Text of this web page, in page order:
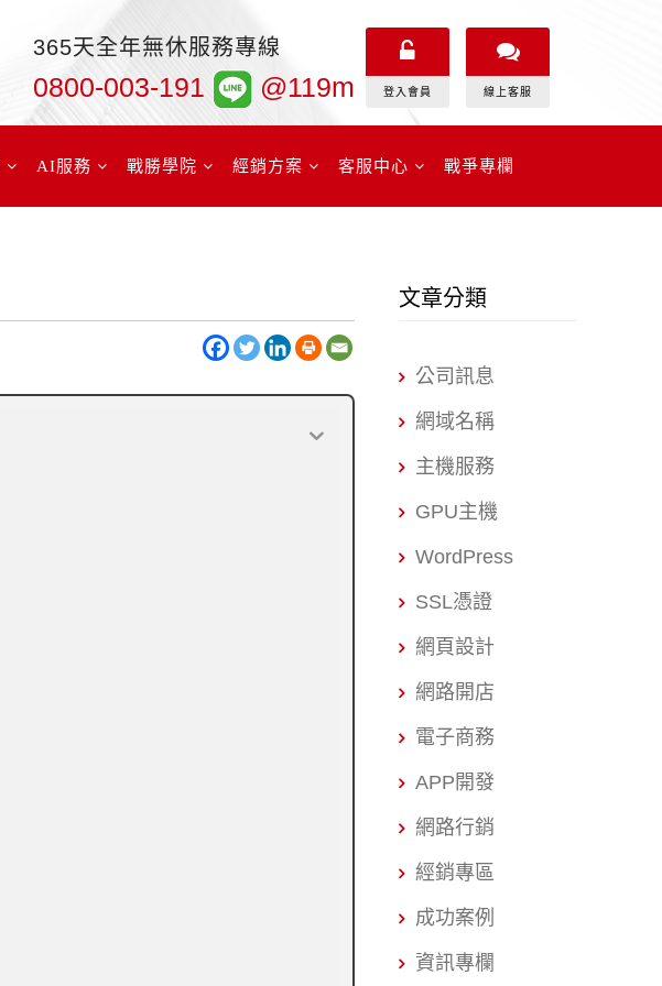
365天全年無休服務專線
0800-003-191 @119m 登入會員 線上客服
AI服務 戰勝學院 經銷方案 客服中心 戰爭專欄
文章分類
公司訊息
網域名稱
主機服務
GPU主機
WordPress
SSL憑證
網頁設計
網路開店
電子商務
APP開發
網路行銷
經銷專區
成功案例
資訊專欄